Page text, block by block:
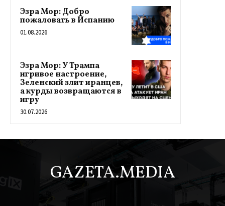
Эзра Мор: Добро
пожаловать в Испанию
01.08.2026
Эзра Мор: У Трампа
игривое настроение,
Зеленский злит иранцев,
а курды возвращаются в
игру
30.07.2026
GAZETA.MEDIA